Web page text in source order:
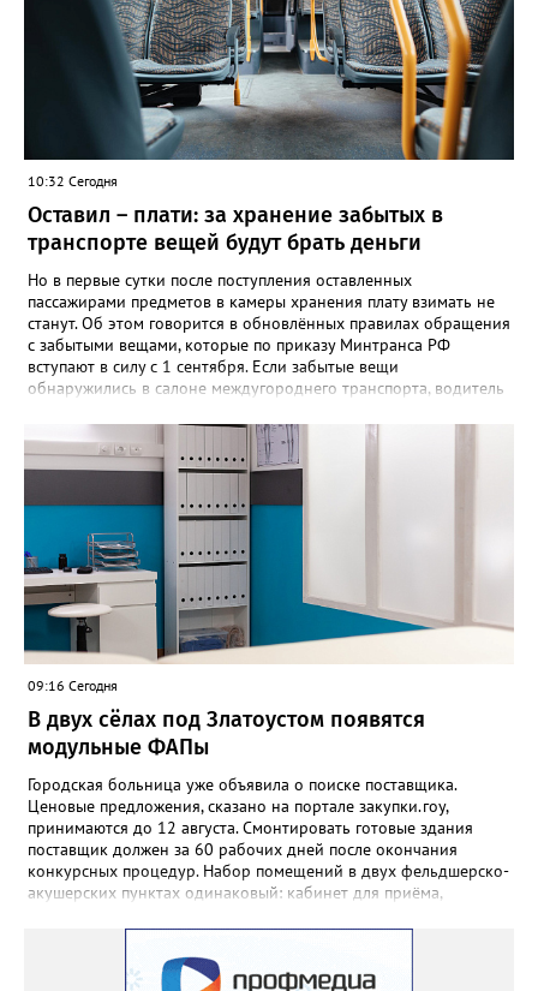
во ВКонтакте (стиль, орфография и пунктуация авторские). Под
обращением есть видео – его автор под ником Елена
Александровна, прогулявшись по улице Кирова, приходит к
«источнику», откуда начинается поток. Официальных
комментариев под обращением пока нет.
10:32 Сегодня
Оставил – плати: за хранение забытых в
транспорте вещей будут брать деньги
Но в первые сутки после поступления оставленных
пассажирами предметов в камеры хранения плату взимать не
станут. Об этом говорится в обновлённых правилах обращения
с забытыми вещами, которые по приказу Минтранса РФ
вступают в силу с 1 сентября. Если забытые вещи
обнаружились в салоне междугороднего транспорта, водитель
владельца автовокзала в конечном пункте маршрута либо
перевозчику. После чего вещи направляют в бюро находок.
Чтобы вернуть забытое, пассажиру придётся подтвердить
приметы. Златоустовцам, оставившим вещи в городском
транспорте, советуют обращаться по телефонам +7 (3513) 666-
462 – если пропажа произошла в автобусе, +7 (3513) 673-292 –
если в трамвае. «Также уточнить информацию о забытых
вещах можно по адресу: Златоуст, улица Карла Маркса, 2, -
напоминают в муниципальном «Автохозяйстве». - Не
откладывайте звонок — возможно, ваши вещи уже найдены!»
09:16 Сегодня
В двух сёлах под Златоустом появятся
модульные ФАПы
Городская больница уже объявила о поиске поставщика.
Ценовые предложения, сказано на портале закупки.гоу,
принимаются до 12 августа. Смонтировать готовые здания
поставщик должен за 60 рабочих дней после окончания
конкурсных процедур. Набор помещений в двух фельдшерско-
акушерских пунктах одинаковый: кабинет для приёма,
также комната для хранения лекарственных препаратов и
другие вспомогательные. В Веселовке новый ФАП
расположится на участке №58 по улице Ленина, в Кувашах –